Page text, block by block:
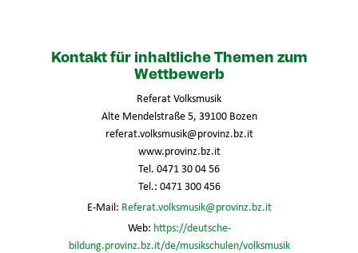
Kontakt für inhaltliche Themen zum
Wettbewerb
Referat Volksmusik
Alte Mendelstraße 5, 39100 Bozen
referat.volksmusik@provinz.bz.it
www.provinz.bz.it
Tel. 0471 30 04 56
Tel.: 0471 300 456
E-Mail: Referat.volksmusik@provinz.bz.it
Web: https://deutsche-
bildung.provinz.bz.it/de/musikschulen/volksmusik